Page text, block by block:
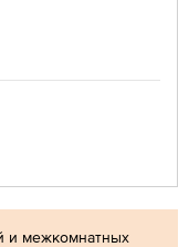
и межкомнатных